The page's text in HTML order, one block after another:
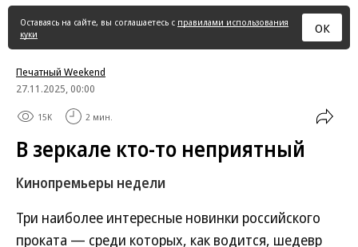
страница
Оставаясь на сайте, вы соглашаетесь с правилами использования
куки
ОК
Печатный Weekend
27.11.2025, 00:00
15K 2 мин.
В зеркале кто-то неприятный
Кинопремьеры недели
Три наиболее интересные новинки российского
проката — среди которых, как водится, шедевр